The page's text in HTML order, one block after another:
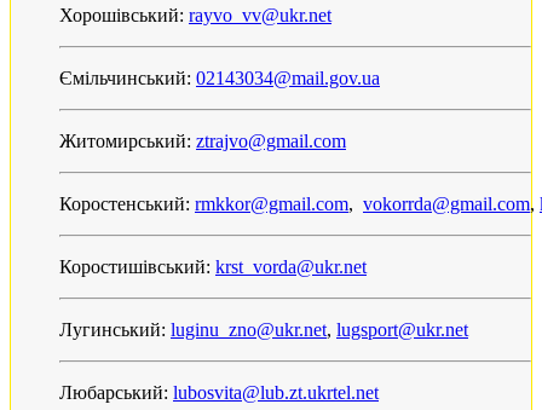
Хорошівський: rayvo_vv@ukr.net
Ємільчинський: 02143034@mail.gov.ua
Житомирський: ztrajvo@gmail.com
Коростенський: rmkkor@gmail.com, vokorrda@gmail.com,
Коростишівський: krst_vorda@ukr.net
Лугинський: luginu_zno@ukr.net, lugsport@ukr.net
Любарський: lubosvita@lub.zt.ukrtel.net